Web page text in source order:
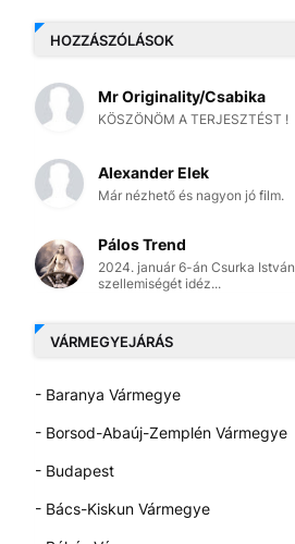
HOZZÁSZÓLÁSOK
Mr Originality/Csabika
KÖSZÖNÖM A TERJESZTÉST !
Alexander Elek
Már nézhető és nagyon jó film.
Pálos Trend
2024. január 6-án Csurka István
szellemiségét idéz...
VÁRMEGYEJÁRÁS
- Baranya Vármegye
- Borsod-Abaúj-Zemplén Vármegye
- Budapest
- Bács-Kiskun Vármegye